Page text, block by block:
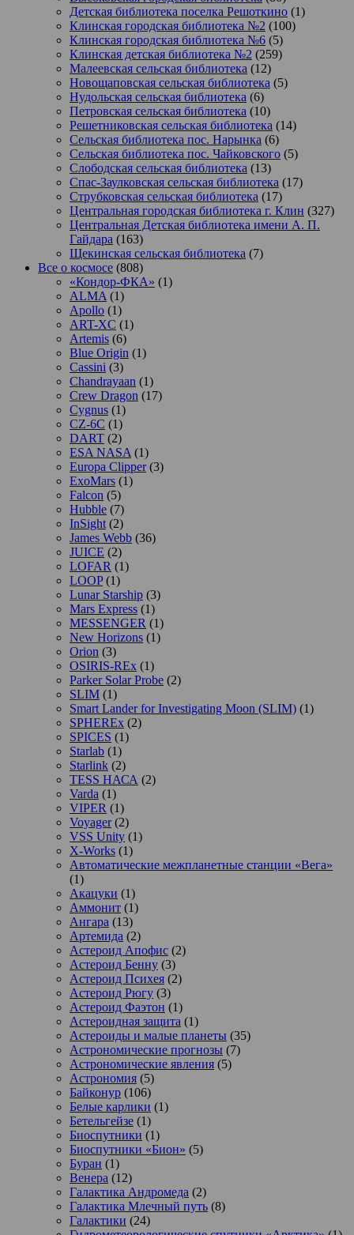
Детская библиотека поселка Решоткино (1)
Клинская городская библиотека №2 (100)
Клинская городская библиотека №6 (5)
Клинская детская библиотека №2 (259)
Малеевская сельская библиотека (12)
Новощаповская сельская библиотека (5)
Нудольская сельская библиотека (6)
Петровская сельская библиотека (10)
Решетниковская сельская библиотека (14)
Сельская библиотека пос. Нарынка (6)
Сельская библиотека пос. Чайковского (5)
Слободская сельская библиотека (13)
Спас-Заулковская сельская библиотека (17)
Струбковская сельская библиотека (17)
Центральная городская библиотека г. Клин (327)
Центральная Детская библиотека имени А. П.
Гайдара (163)
Щекинская сельская библиотека (7)
Все о космосе (808)
«Кондор-ФКА» (1)
ALMA (1)
Apollo (1)
ART-XC (1)
Artemis (6)
Blue Origin (1)
Cassini (3)
Chandrayaan (1)
Crew Dragon (17)
Cygnus (1)
CZ-6C (1)
DART (2)
ESA NASA (1)
Europa Clipper(3)
ExoMars (1)
Falcon (5)
Hubble (7)
InSight (2)
James Webb (36)
JUICE (2)
LOFAR (1)
LOOP(1)
Lunar Starship (3)
Mars Express (1)
MESSENGER (1)
New Horizons (1)
Orion (3)
OSIRIS-REx (1)
Parker Solar Probe (2)
SLIM (1)
Smart Lander for Investigating Moon (SLIM) (1)
SPHEREx (2)
SPICES (1)
Starlab (1)
Starlink (2)
TESS НАСА (2)
Varda (1)
VIPER (1)
Voyager(2)
VSS Unity (1)
X-Works (1)
Автоматические межпланетные станции «Вега»
(1)
Акацуки (1)
Аммонит (1)
Ангара (13)
Артемида (2)
Астероид Апофис (2)
Астероид Бенну (3)
Астероид Психея (2)
Астероид Рюгу (3)
Астероид Фаэтон (1)
Астероидная защита (1)
Астероиды и малые планеты (35)
Астрономические прогнозы (7)
Астрономические явления (5)
Астрономия (5)
Байконур (106)
Белые карлики (1)
Бетельгейзе (1)
Биоспутники (1)
Биоспутники «Бион» (5)
Буран (1)
Венера (12)
Галактика Андромеда (2)
Галактика Млечный путь (8)
Галактики (24)